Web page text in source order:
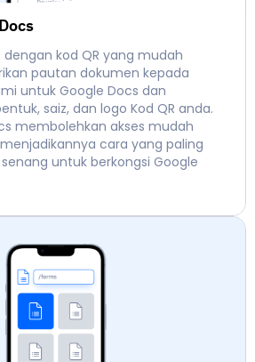
dengan kod QR yang mudah
pautan dokumen kepada
untuk Google Docs dan
saiz, dan logo Kod QR anda.
membolehkan akses mudah
cara yang paling
untuk berkongsi Google